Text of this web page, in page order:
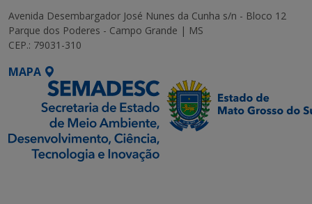
Avenida Desembargador José Nunes da Cunha s/n - Bloco 12
Parque dos Poderes - Campo Grande | MS
CEP.: 79031-310
MAPA